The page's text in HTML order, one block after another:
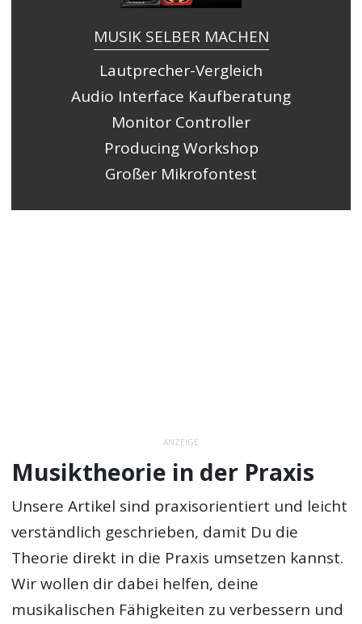
MUSIK SELBER MACHEN
Lautprecher-Vergleich
Audio Interface Kaufberatung
Monitor Controller
Producing Workshop
Großer Mikrofontest
ANZEIGE
Musiktheorie in der Praxis
Unsere Artikel sind praxisorientiert und leicht
verständlich geschrieben, damit Du die
Theorie direkt in die Praxis umsetzen kannst.
Wir wollen dir dabei helfen, deine
musikalischen Fähigkeiten zu verbessern und